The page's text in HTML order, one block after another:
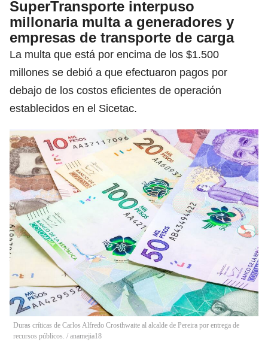
SuperTransporte interpuso
millonaria multa a generadores y
empresas de transporte de carga
La multa que está por encima de los $1.500
millones se debió a que efectuaron pagos por
debajo de los costos eficientes de operación
establecidos en el Sicetac.
Duras críticas de Carlos Alfredo Crosthwaite al alcalde de Pereira por entrega de
recursos públicos. / anamejia18